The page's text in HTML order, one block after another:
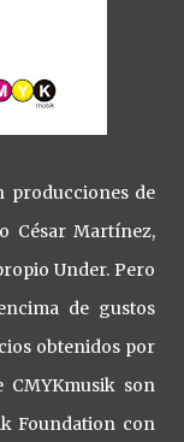
producciones de
César Martínez,
Under. Pero
de gustos
obtenidos por
son
Foundation con